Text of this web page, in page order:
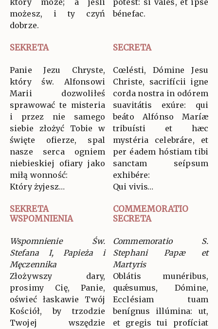
który może; a jeśli
możesz, i ty czyń
dobrze.
potest: si vales, et ipse
bénefac.
SEKRETA SECRETA
Panie Jezu Chryste,
który św. Alfonsowi
Marii dozwoliłeś
sprawować te misteria
i przez nie samego
siebie złożyć Tobie w
święte ofierze, spal
nasze serca ogniem
niebieskiej ofiary jako
miłą wonność:
Który żyjesz…
Cœlésti, Dómine Jesu
Christe, sacrifícii igne
corda nostra in odórem
suavitátis exúre: qui
beáto Alfónso Maríæ
tribuísti et hæc
mystéria celebráre, et
per éadem hóstiam tibi
sanctam seípsum
exhibére:
Qui vivis…
SEKRETA
WSPOMNIENIA
COMMEMORATIO
SECRETA
Wspomnienie Św.
Stefana I, Papieża i
Męczennika
Złożywszy dary,
prosimy Cię, Panie,
oświeć łaskawie Twój
Kościół, by trzodzie
Twojej wszędzie
Commemoratio S.
Stephani Papæ et
Martyris
Oblátis munéribus,
quǽsumus, Dómine,
Ecclésiam tuam
benígnus illúmina: ut,
et gregis tui profíciat